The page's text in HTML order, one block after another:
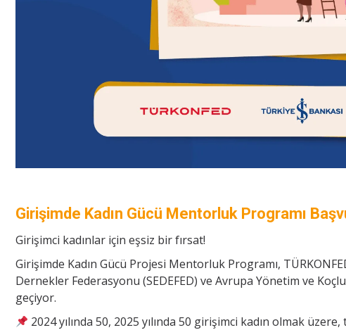
Girişimde Kadın Gücü Mentorluk Programı
Girişimci kadınlar için eşsiz bir fırsat!
Girişimde Kadın Gücü Projesi Mentorluk Programı,
Dernekler Federasyonu (SEDEFED) ve Avrupa Yönetim ve
geçiyor.
2024 yılında 50, 2025 yılında 50 girişimci kadın olmak